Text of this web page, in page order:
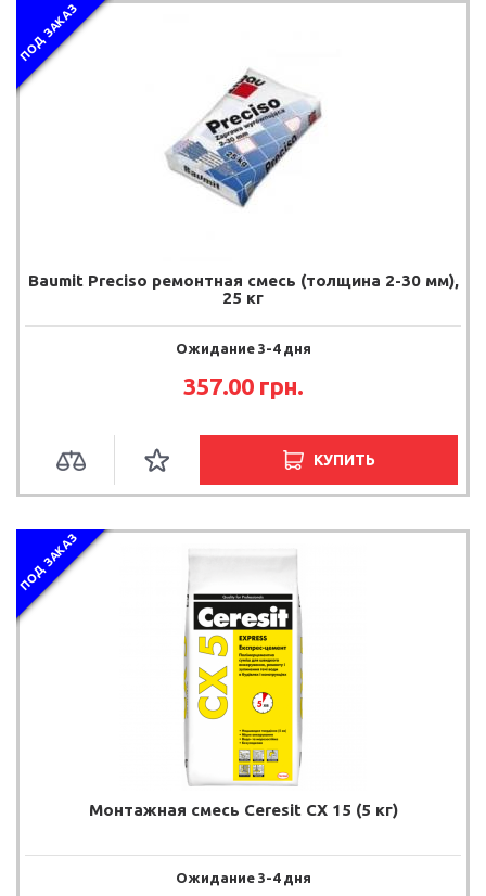
ПОД ЗАКАЗ
Baumit Preciso ремонтная смесь (толщина 2-30 мм),
25 кг
Ожидание 3-4 дня
357.00 грн.
КУПИТЬ
ПОД ЗАКАЗ
Монтажная смесь Ceresit CX 15 (5 кг)
Ожидание 3-4 дня